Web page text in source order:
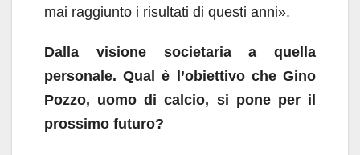
mai raggiunto i risultati di questi anni».
Dalla visione societaria a quella
personale. Qual è l’obiettivo che Gino
Pozzo, uomo di calcio, si pone per il
prossimo futuro?